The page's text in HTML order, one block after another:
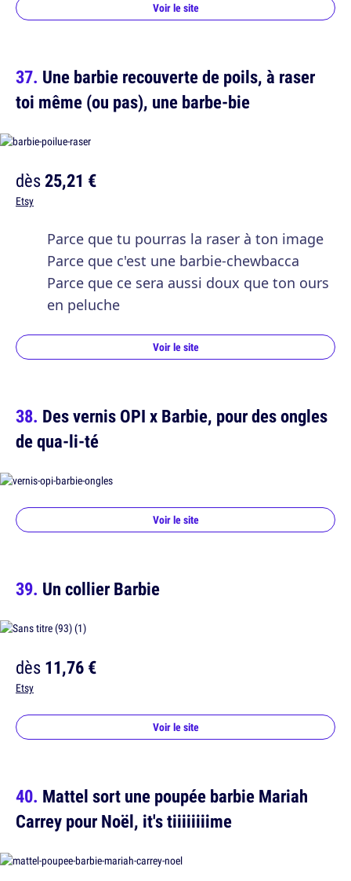
Voir le site
Une barbie recouverte de poils, à raser
toi même (ou pas), une barbe-bie
dès25,21 €
Etsy
Parce que tu pourras la raser à ton image
Parce que c'est une barbie-chewbacca
Parce que ce sera aussi doux que ton ours
en peluche
Voir le site
Des vernis OPI x Barbie, pour des ongles
de qua-li-té
Voir le site
Un collier Barbie
dès11,76 €
Etsy
Voir le site
Mattel sort une poupée barbie Mariah
Carrey pour Noël, it's tiiiiiiiime